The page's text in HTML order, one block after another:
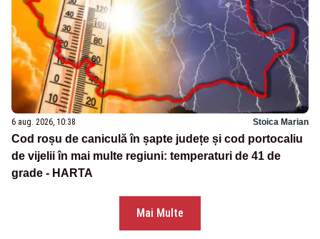
6 aug. 2026, 10:38 Stoica Marian
Cod roșu de caniculă în șapte județe și cod portocaliu
de vijelii în mai multe regiuni: temperaturi de 41 de
grade - HARTA
Mai Multe